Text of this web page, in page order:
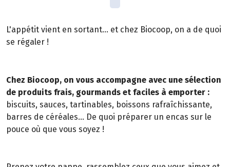
L'appétit vient en sortant... et chez Biocoop, on a de quoi
se régaler !
Chez Biocoop, on vous accompagne avec une sélection
de produits frais, gourmands et faciles à emporter :
biscuits, sauces, tartinables, boissons rafraîchissante,
barres de céréales... De quoi préparer un encas sur le
pouce où que vous soyez !